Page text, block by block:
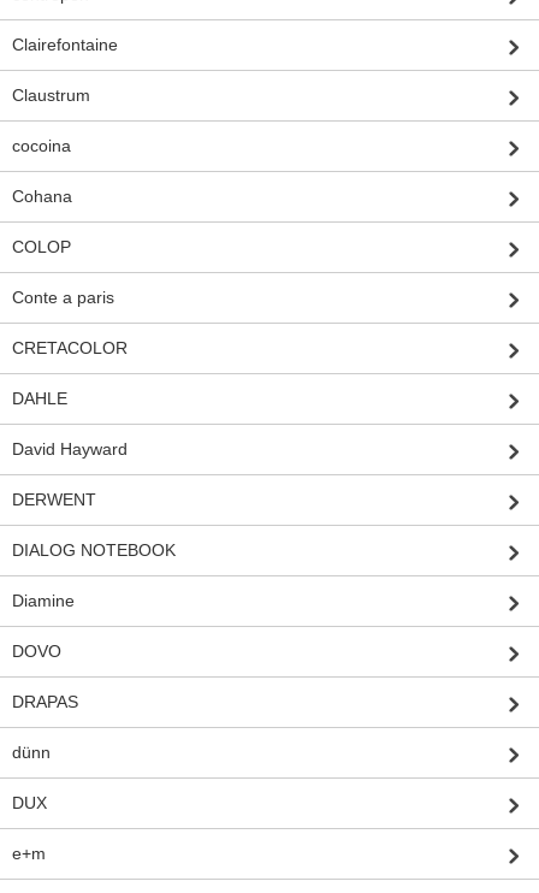
Clairefontaine
Claustrum
cocoina
Cohana
COLOP
Conte a paris
CRETACOLOR
DAHLE
David Hayward
DERWENT
DIALOG NOTEBOOK
Diamine
DOVO
DRAPAS
dünn
DUX
e+m